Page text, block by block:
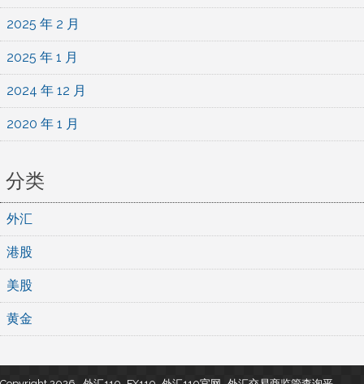
2025 年 2 月
2025 年 1 月
2024 年 12 月
2020 年 1 月
分类
外汇
港股
美股
黄金